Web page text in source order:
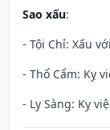
Sao xấu:
- Tội Chỉ: Xấu
- Thổ Cẩm: Kỵ
- Ly Sàng: Kỵ